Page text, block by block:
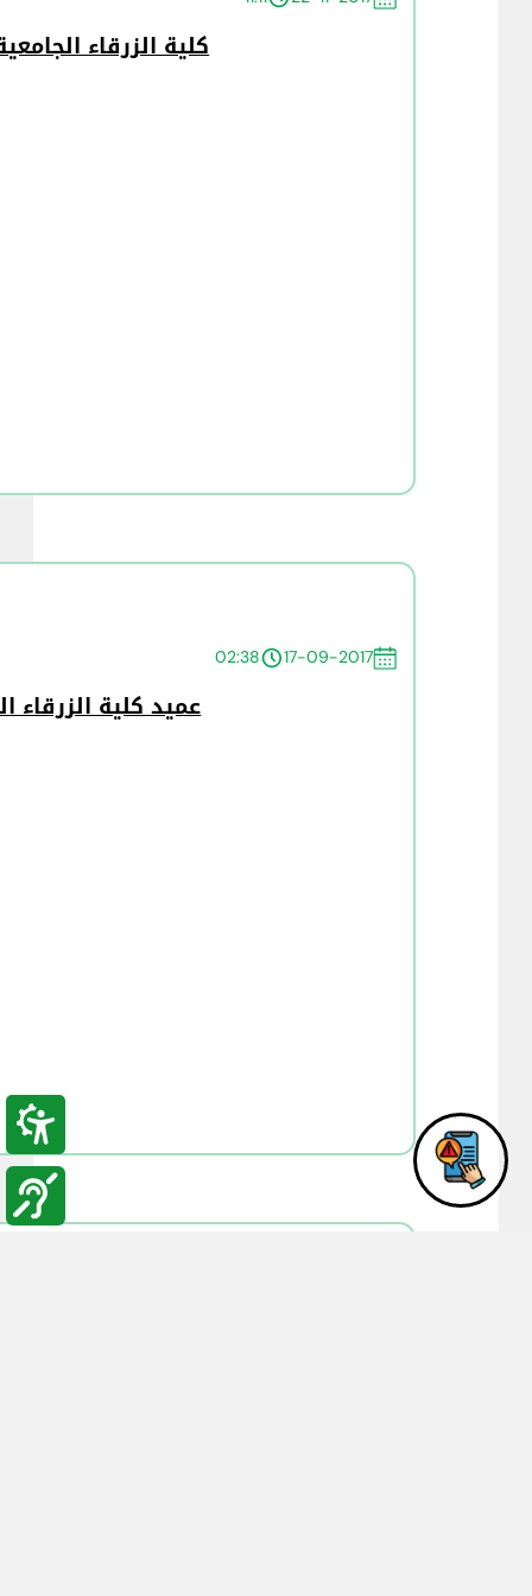
كلية الزرقاء
17-09-2017
02:38
عميد كلية الزرقاء